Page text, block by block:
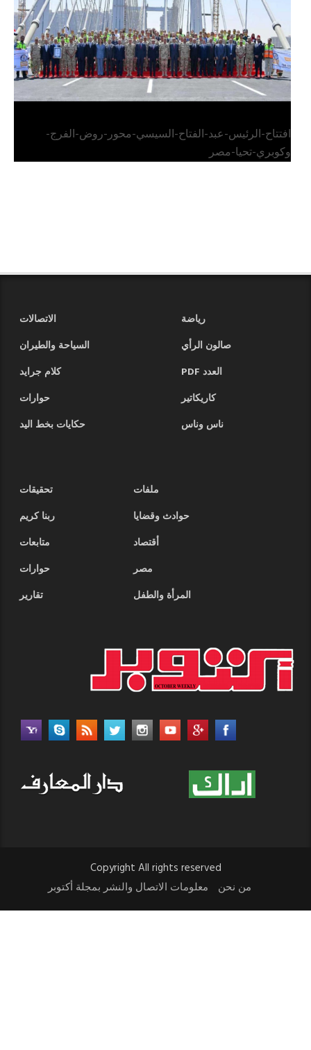
افتتاح-الرئيس-عبد-الفتاح-السيسي-محور-روض-الفرج-
وكوبري-تحيا-مصر
رياضة
الاتصالات
صالون الرأي
السياحة والطيران
العدد PDF
كلام جرايد
كاريكاتير
حوارات
ناس وناس
حكايات بخط اليد
ملفات
تحقيقات
حوادث وقضايا
ربنا كريم
أقتصاد
متابعات
مصر
حوارات
المرأة والطفل
تقارير
Copyright All rights reserved
من نحن
معلومات الاتصال والنشر بمجلة أكتوبر